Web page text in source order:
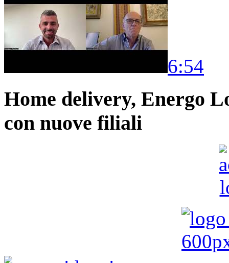
6:54
Home delivery, Energo
con nuove filiali